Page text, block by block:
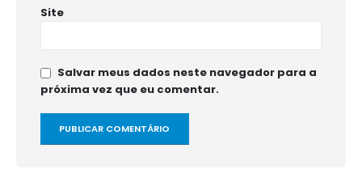
Site
Salvar meus dados neste navegador para a
próxima vez que eu comentar.